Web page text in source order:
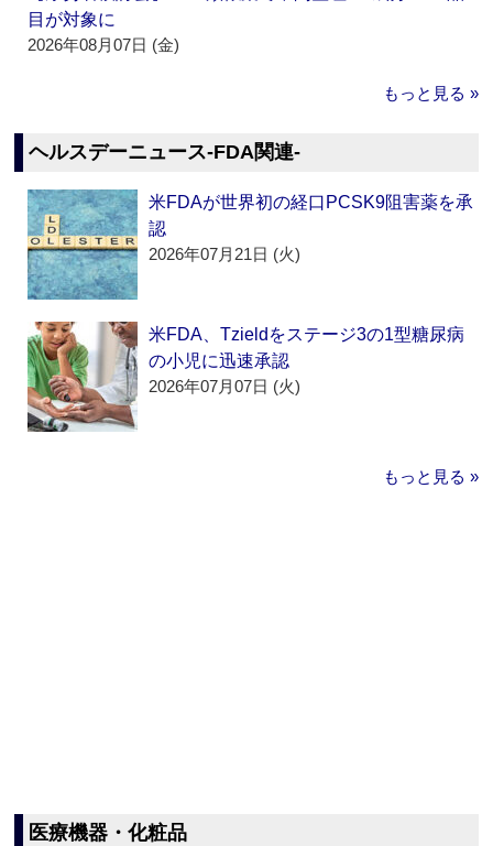
目が対象に
2026年08月07日 (金)
もっと見る »
ヘルスデーニュース‐FDA関連‐
米FDAが世界初の経口PCSK9阻害薬を承
認
2026年07月21日 (火)
米FDA、Tzieldをステージ3の1型糖尿病
の小児に迅速承認
2026年07月07日 (火)
もっと見る »
医療機器・化粧品